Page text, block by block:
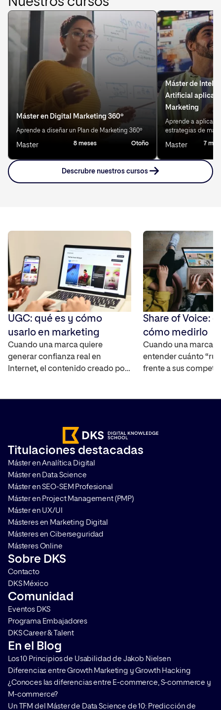
Máster en Digital Marketing 360º
Aprende a diseñar un Plan de Marketing 360º
Master 8 meses Otoño
Máster de
Artificial
Marketing
Aprende a aplicar
estrategias de
Master 7
Descrubre nuestros cursos
UGC: qué es y cómo
usarlo en marketing
Cuando una marca quiere
generar confianza real en
Internet, el contenido creado por
ayuda a construir credibilidad y
acelera el proceso en la toma de
decisiones de compra. Te
contamos en qué consiste y […]
Share of Voice:
cómo medirlo
Cuando una marca
entender cuánto
frente a sus
Titulaciones destacadas
Máster en Analítica Digital
Máster en Data Science
Máster en SEO-SEM Profesional
Máster en Project Management (PMP)
Máster en UX/UI
Másteres en Marketing Digital
Másteres en Ciberseguridad
Másteres Online
Sobre DKS
Contacto
DKS México
Comunidad
Eventos DKS
Programa Embajadores
DKS Career & Talent
En el Blog
Los 10 Principios de Usabilidad de Jakob Nielsen
Diferencias entre Growth Marketing y Growth Hacking
¿Conoces las diferencias entre E-commerce, S-commerce y
M-commerce?
Un TFM del Máster de Data Science de 10: Predicción de